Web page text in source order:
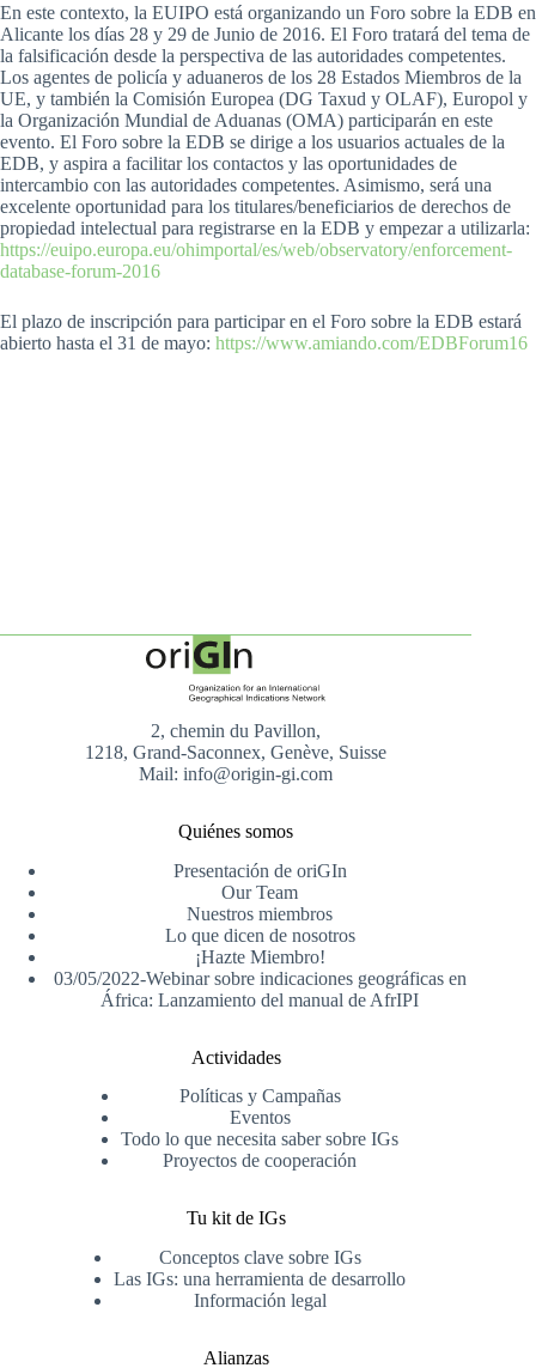
En este contexto, la EUIPO está organizando un Foro sobre la EDB en
Alicante los días 28 y 29 de Junio de 2016. El Foro tratará del tema de
la falsificación desde la perspectiva de las autoridades competentes.
Los agentes de policía y aduaneros de los 28 Estados Miembros de la
UE, y también la Comisión Europea (DG Taxud y OLAF), Europol y
la Organización Mundial de Aduanas (OMA) participarán en este
evento. El Foro sobre la EDB se dirige a los usuarios actuales de la
EDB, y aspira a facilitar los contactos y las oportunidades de
intercambio con las autoridades competentes. Asimismo, será una
excelente oportunidad para los titulares/beneficiarios de derechos de
propiedad intelectual para registrarse en la EDB y empezar a utilizarla:
https://euipo.europa.eu/ohimportal/es/web/observatory/enforcement-
database-forum-2016
El plazo de inscripción para participar en el Foro sobre la EDB estará
abierto hasta el 31 de mayo: https://www.amiando.com/EDBForum16
2, chemin du Pavillon,
1218, Grand-Saconnex, Genève, Suisse
Mail: info@origin-gi.com
Quiénes somos
Presentación de oriGIn
Our Team
Nuestros miembros
Lo que dicen de nosotros
¡Hazte Miembro!
03/05/2022-Webinar sobre indicaciones geográficas en
África: Lanzamiento del manual de AfrIPI
Actividades
Políticas y Campañas
Eventos
Todo lo que necesita saber sobre IGs
Proyectos de cooperación
Tu kit de IGs
Conceptos clave sobre IGs
Las IGs: una herramienta de desarrollo
Información legal
Alianzas